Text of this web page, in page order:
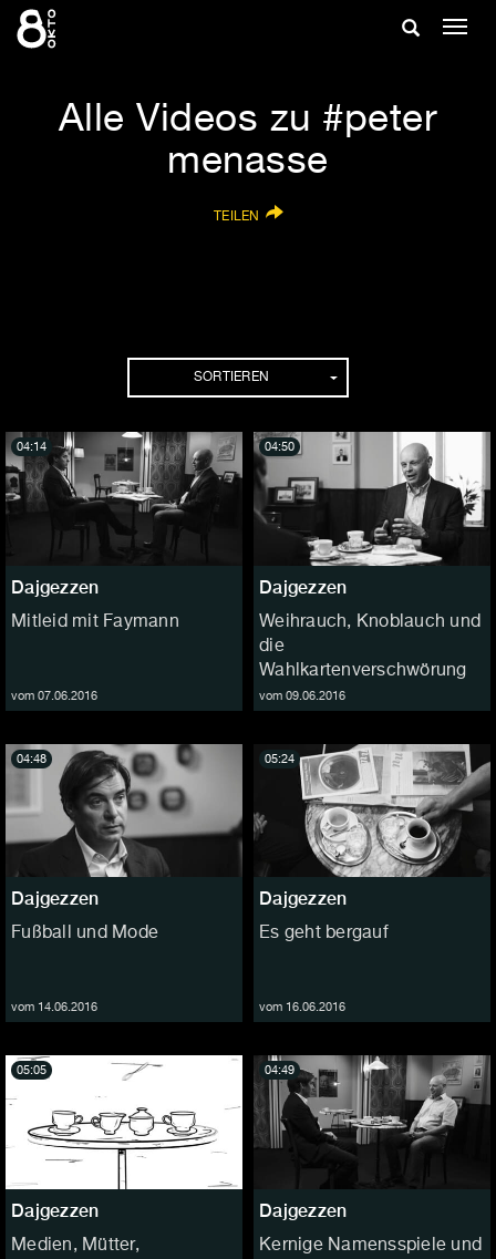
Zum
Inhalt
Suche
Alle Videos zu #peter
menasse
TEILEN
SORTIEREN
Dajgezzen
Mitleid mit Faymann
vom 07.06.2016
04:14
Dajgezzen
Weihrauch, Knoblauch und
die
Wahlkartenverschwörung
vom 09.06.2016
04:50
Dajgezzen
Fußball und Mode
vom 14.06.2016
04:48
Dajgezzen
Es geht bergauf
vom 16.06.2016
05:24
Dajgezzen
Medien, Mütter,
05:05
Dajgezzen
Kernige Namensspiele und
04:49